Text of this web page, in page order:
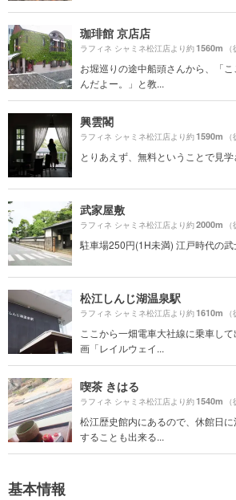
珈琲館 京店店
ラフィネ シャミネ松江店より約1560m
お堀巡りの途中船頭さんから、「
んだよー。」と教...
興雲閣
ラフィネ シャミネ松江店より約1590m
とりあえず、無料ということで見学
武家屋敷
ラフィネ シャミネ松江店より約2000m
駐車場250円(1H未満) 江戸時代の武
松江しんじ湖温泉駅
ラフィネ シャミネ松江店より約1610m
ここから一畑電車大社線に乗車し
画「レイルウェイ...
喫茶 きはる
ラフィネ シャミネ松江店より約1540m
松江歴史館内にあるので、休館日
することも出来る...
基本情報